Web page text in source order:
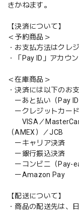
きかねます。
【決済について】
＜予約商品＞
・お支払方法はクレ
・「Pay ID」アカウ
＜在庫商品＞
・決済には以下のお
ーあと払い（Pay ID
ークレジットカー
VISA／
（AMEX）／JCB
ーキャリア決済
ー銀行振込決済
ーコンビニ（Pay-
ーAmazon Pay
【配送について】
・商品の配送先は、